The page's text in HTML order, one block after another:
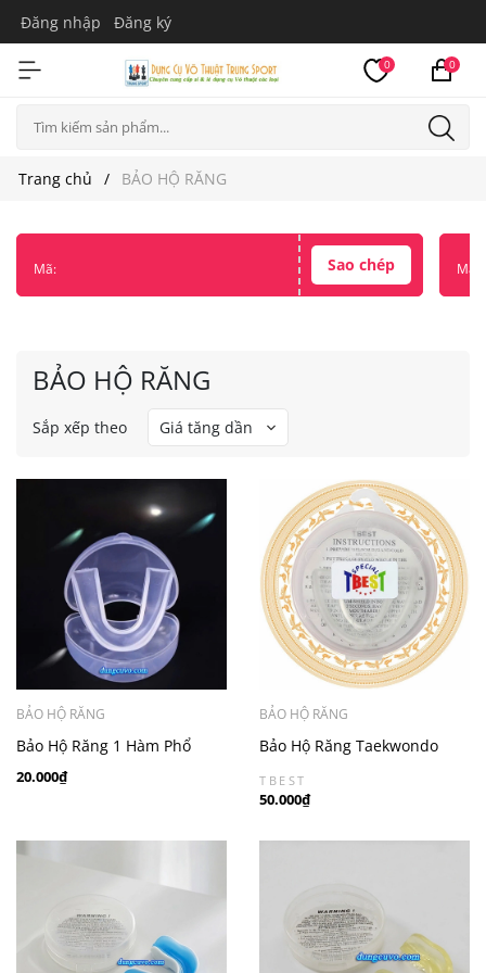
Đăng nhập Đăng ký
0 0
Trang chủ BẢO HỘ RĂNG
Mã: Sao chép Mã:
BẢO HỘ RĂNG
Sắp xếp theo Giá tăng dần
BẢO HỘ RĂNG
Bảo Hộ Răng 1 Hàm Phổ
Thông | Phụ Kiện Võ Thuật
20.000₫
BẢO HỘ RĂNG
Bảo Hộ Răng Taekwondo
TBEST | An Toàn Khi Tập
Luyện & Thi Đấu
TBEST
50.000₫